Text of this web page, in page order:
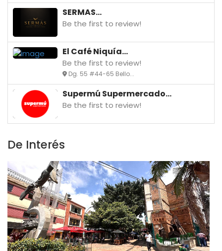
SERMAS...
Be the first to review!
El Café Niquía...
Be the first to review!
Dg. 55 #44-65 Bello...
Supermú Supermercado...
Be the first to review!
De Interés